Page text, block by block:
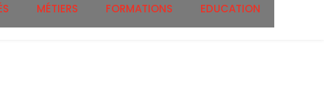
MÉTIERS FORMATIONS EDUCATION